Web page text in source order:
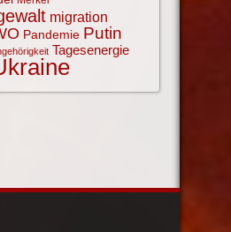
migration
Pandemie Putin
Tagesenergie